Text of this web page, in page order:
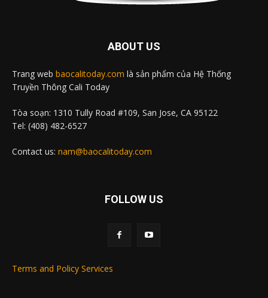
ABOUT US
Trang web baocalitoday.com là sản phẩm của Hệ Thống
Truyền Thông Cali Today
Tòa soạn: 1310 Tully Road #109, San Jose, CA 95122
Tel: (408) 482-6527
Contact us: nam@baocalitoday.com
FOLLOW US
Terms and Policy Services